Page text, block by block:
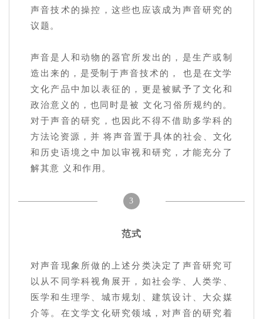
声音技术的操控，这些也应该成为声音研究的
议题。
声音是人和动物的器官所发出的，是生产或制
造出来的，是受制于声音技术的， 也是在文学
文化产品中加以表征的，更是被赋予了文化和
政治意义的，也同时是被 文化习俗所规约的。
对于声音的研究，也因此不得不借助多学科的
方法论资源，并 将声音置于具体的社会、文化
和历史语境之中加以审视和研究，才能充分了
解其意 义和作用。
3
范式
对声音现象所做的上述分类决定了声音研究可
以从不同学科视角展开，如社会学、人类学、
医学和生理学、城市规划、建筑设计、大众媒
介等。在文学文化研究领域，对声音的研究着